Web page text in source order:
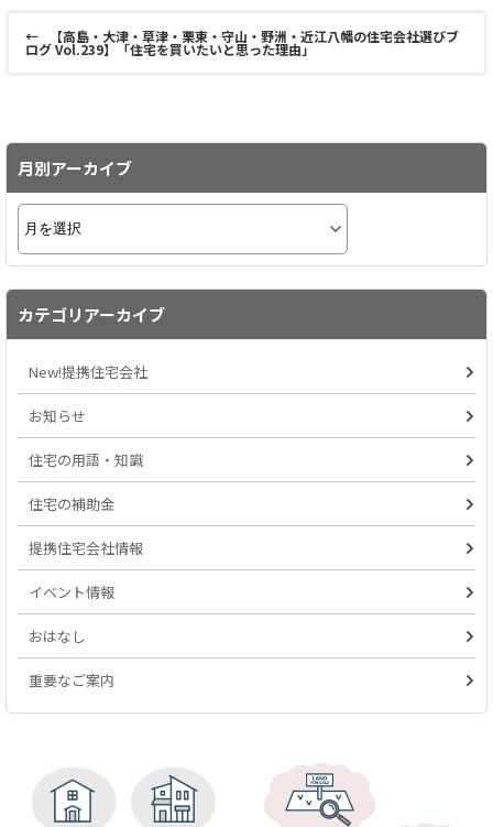
← 【高島・大津・草津・栗東・守山・野洲・近江八幡の住宅会社選びブ
ログ Vol.239】「住宅を買いたいと思った理由」
月別アーカイブ
カテゴリアーカイブ
New!提携住宅会社
お知らせ
住宅の用語・知識
住宅の補助金
提携住宅会社情報
イベント情報
おはなし
重要なご案内